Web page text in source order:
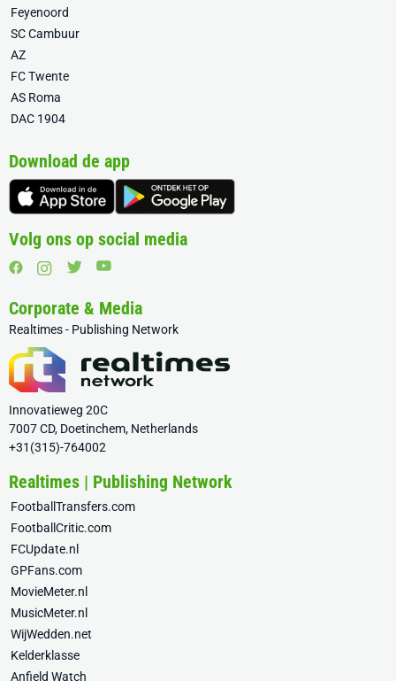
Feyenoord
SC Cambuur
AZ
FC Twente
AS Roma
DAC 1904
Download de app
Volg ons op social media
Corporate & Media
Realtimes - Publishing Network
Innovatieweg 20C
7007 CD, Doetinchem, Netherlands
+31(315)-764002
Realtimes | Publishing Network
FootballTransfers.com
FootballCritic.com
FCUpdate.nl
GPFans.com
MovieMeter.nl
MusicMeter.nl
WijWedden.net
Kelderklasse
Anfield Watch